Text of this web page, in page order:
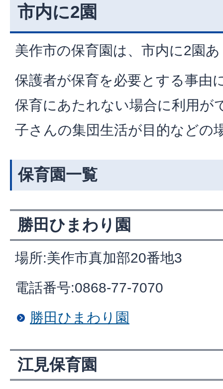
市内に2園
美作市の保育園は、市内に2園
保護者が保育を必要とする事由
保育にあたれない場合に利用が
子さんの集団生活が目的などの
保育園一覧
勝田ひまわり園
場所:美作市真加部20番地3
電話番号:0868-77-7070
勝田ひまわり園
江見保育園